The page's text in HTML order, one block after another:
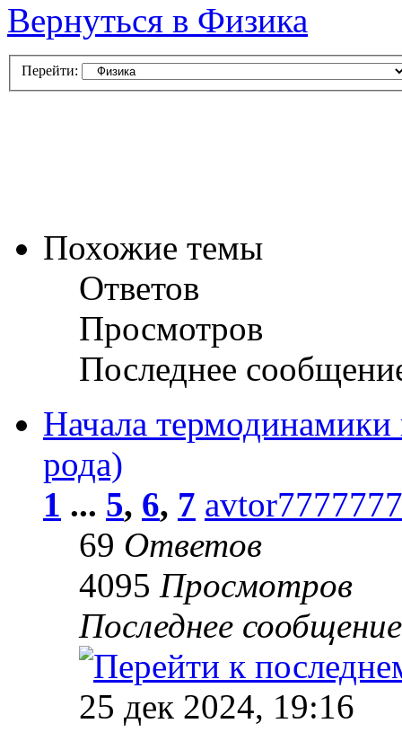
Вернуться в Физика
Перейти:
Похожие темы
Ответов
Просмотров
Последнее
Начала термодинамики
рода)
1 ... 5, 6, 7 avtor7777777
69 Ответов
4095 Просмотров
Последнее
25 дек 2024, 19:16